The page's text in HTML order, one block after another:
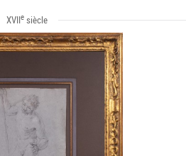
XVIIe siècle